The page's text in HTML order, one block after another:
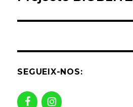
SEGUEIX-NOS: